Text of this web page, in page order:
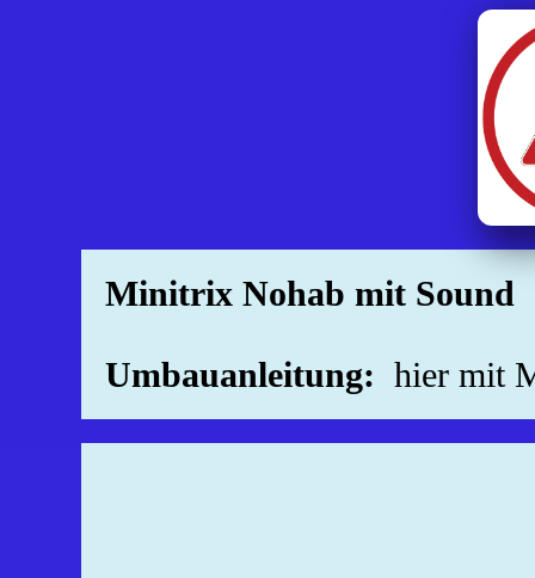
Minitrix Nohab mit Sound
Umbauanleitung: hier mit